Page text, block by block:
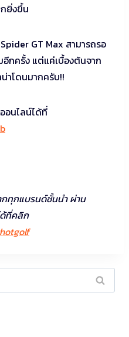
ยิ่งขึ้น
GT Max สามารถรอ
กครั้ง แต่แค่เบื้องต้นจาก
าโดนมากครับ!!
อนไลน์ได้ที่
ทุกแบรนด์ชั้นนำ ผ่าน
ที่คลิก